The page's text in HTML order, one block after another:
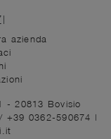
azienda
- 20813 Bovisio
/ +39 0362-590674 |